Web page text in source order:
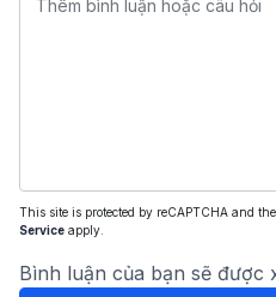
This site is protected by reCAPTCHA and
Service apply.
Bình luận của bạn sẽ được